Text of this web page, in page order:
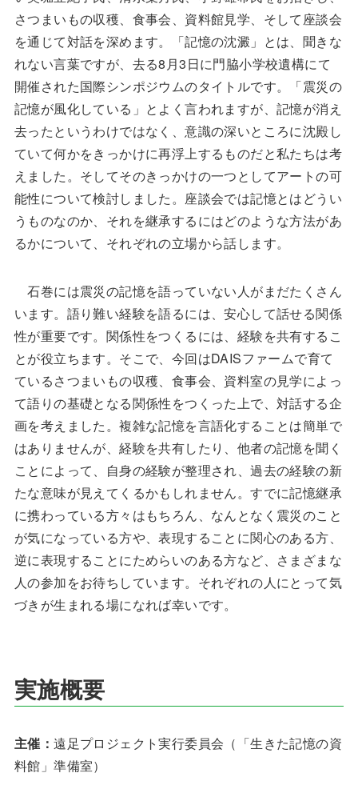
さつまいもの収穫、食事会、資料館見学、そして座談会
を通じて対話を深めます。「記憶の沈澱」とは、聞きな
れない言葉ですが、去る8月3日に門脇小学校遺構にて
開催された国際シンポジウムのタイトルです。「震災の
記憶が風化している」とよく言われますが、記憶が消え
去ったというわけではなく、意識の深いところに沈殿し
ていて何かをきっかけに再浮上するものだと私たちは考
えました。そしてそのきっかけの一つとしてアートの可
能性について検討しました。座談会では記憶とはどうい
うものなのか、それを継承するにはどのような方法があ
るかについて、それぞれの立場から話します。
石巻には震災の記憶を語っていない人がまだたくさん
います。語り難い経験を語るには、安心して話せる関係
性が重要です。関係性をつくるには、経験を共有するこ
とが役立ちます。そこで、今回はDAISファームで育て
ているさつまいもの収穫、食事会、資料室の見学によっ
て語りの基礎となる関係性をつくった上で、対話する企
画を考えました。複雑な記憶を言語化することは簡単で
はありませんが、経験を共有したり、他者の記憶を聞く
ことによって、自身の経験が整理され、過去の経験の新
たな意味が見えてくるかもしれません。すでに記憶継承
に携わっている方々はもちろん、なんとなく震災のこと
が気になっている方や、表現することに関心のある方、
逆に表現することにためらいのある方など、さまざまな
人の参加をお待ちしています。それぞれの人にとって気
づきが生まれる場になれば幸いです。
実施概要
主催：遠足プロジェクト実行委員会（「生きた記憶の資
料館」準備室）